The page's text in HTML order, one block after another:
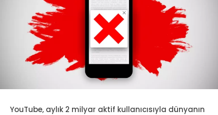
YouTube, aylık 2 milyar aktif kullanıcısıyla dünyanın